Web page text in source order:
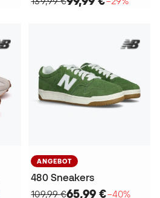
ANGEBOT
480 Sneakers
109,99 €65,99 €−40%